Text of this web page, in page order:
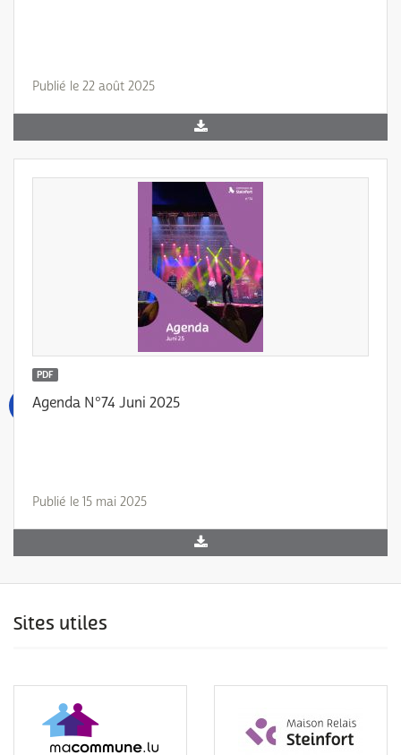
Publié le 22 août 2025
PDF
Agenda N°74 Juni 2025
Publié le 15 mai 2025
Sites utiles